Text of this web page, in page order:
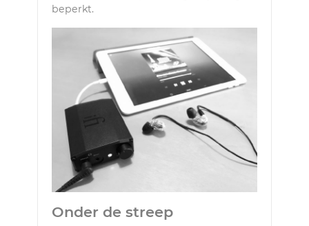
beperkt.
Onder de streep